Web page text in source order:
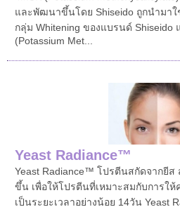
และพัฒนาขึ้นโดย Shiseido ถูกนำมา
กลุ่ม Whitening ของแบรนด์ Shiseido
(Potassium Met...
Yeast Radiance™
Yeast Radiance™ โปรตีนสกัดจากยี
ขึ้น เพื่อให้โปรตีนที่เหมาะสมกับการให้
เป็นระยะเวลาอย่างน้อย 14วัน Yeast